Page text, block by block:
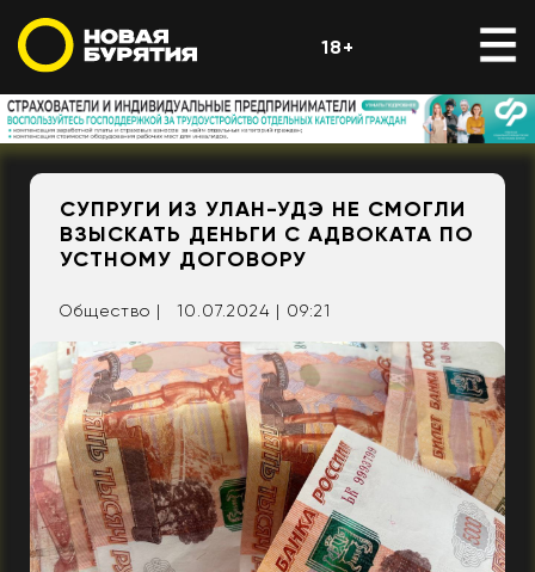
18+
СУПРУГИ ИЗ УЛАН-УДЭ НЕ СМОГЛИ
ВЗЫСКАТЬ ДЕНЬГИ С АДВОКАТА ПО
УСТНОМУ ДОГОВОРУ
Общество | 10.07.2024 | 09:21